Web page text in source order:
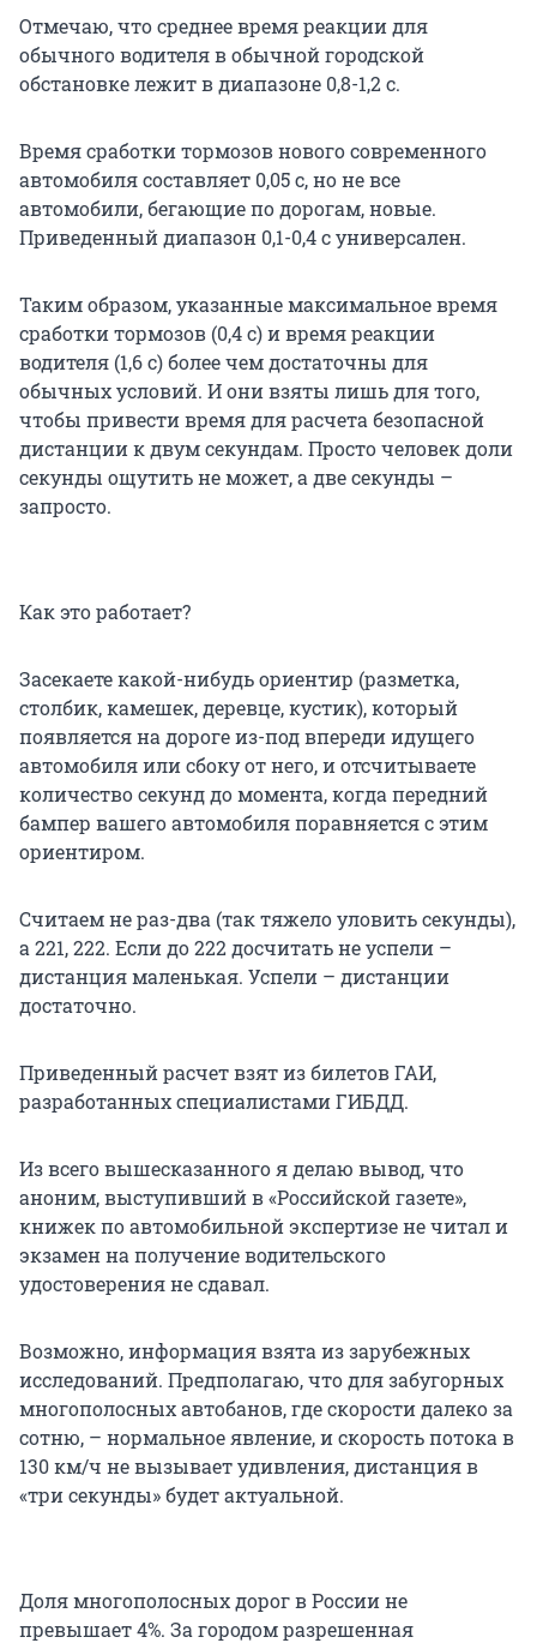
Отмечаю, что среднее время реакции для
обычного водителя в обычной городской
обстановке лежит в диапазоне 0,8-1,2 с.
Время сработки тормозов нового современного
автомобиля составляет 0,05 с, но не все
автомобили, бегающие по дорогам, новые.
Приведенный диапазон 0,1-0,4 с универсален.
Таким образом, указанные максимальное время
сработки тормозов (0,4 с) и время реакции
водителя (1,6 с) более чем достаточны для
обычных условий. И они взяты лишь для того,
чтобы привести время для расчета безопасной
дистанции к двум секундам. Просто человек доли
секунды ощутить не может, а две секунды –
запросто.
Как это работает?
Засекаете какой-нибудь ориентир (разметка,
столбик, камешек, деревце, кустик), который
появляется на дороге из-под впереди идущего
автомобиля или сбоку от него, и отсчитываете
количество секунд до момента, когда передний
бампер вашего автомобиля поравняется с этим
ориентиром.
Считаем не раз-два (так тяжело уловить секунды),
а 221, 222. Если до 222 досчитать не успели –
дистанция маленькая. Успели – дистанции
достаточно.
Приведенный расчет взят из билетов ГАИ,
разработанных специалистами ГИБДД.
Из всего вышесказанного я делаю вывод, что
аноним, выступивший в «Российской газете»,
книжек по автомобильной экспертизе не читал и
экзамен на получение водительского
удостоверения не сдавал.
Возможно, информация взята из зарубежных
исследований. Предполагаю, что для забугорных
многополосных автобанов, где скорости далеко за
сотню, – нормальное явление, и скорость потока в
130 км/ч не вызывает удивления, дистанция в
«три секунды» будет актуальной.
Доля многополосных дорог в России не
превышает 4%. За городом разрешенная